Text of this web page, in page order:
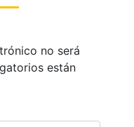
no será
están